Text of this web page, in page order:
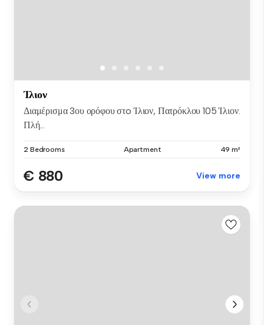
Ίλιον
Διαμέρισμα 3ου ορόφου στo Ίλιον, Πατρόκλου 105 Ίλιον.
Πλή...
2 Bedrooms Apartment 49 m²
€ 880 View more